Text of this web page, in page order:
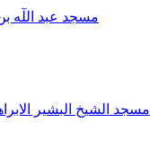
مسجد عبد اللٓه
مسجد الشيخ البشير